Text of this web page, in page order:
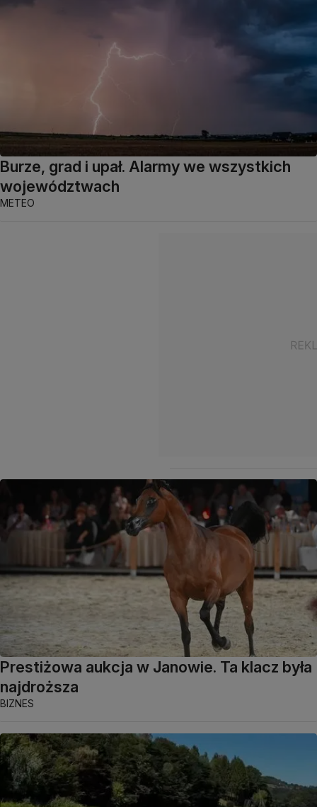
Burze, grad i upał. Alarmy we wszystkich
województwach
METEO
Prestiżowa aukcja w Janowie. Ta klacz była
najdroższa
BIZNES